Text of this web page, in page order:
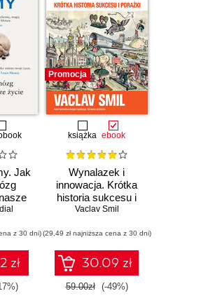
Jak
z 30 dni)
zł
Promocja
książka ebook
Wynalazek i
innowacja. Krótka
historia sukcesu i
porażki
Vaclav Smil
(29,49 zł najniższa cena z 30 dni)
30.09 zł
59.00zł (-49%)